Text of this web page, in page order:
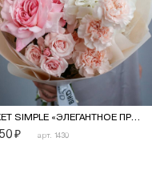
БУКЕТ SIMPLE «ЭЛЕГАНТНОЕ ПРИКОСНОВЕНИЕ»
₽ арт. 1430